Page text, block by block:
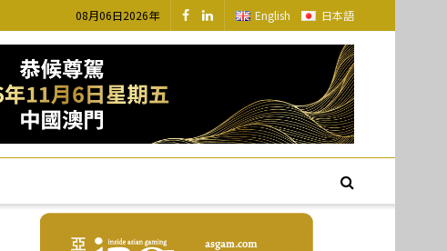
08月06日2026年 English 日本語